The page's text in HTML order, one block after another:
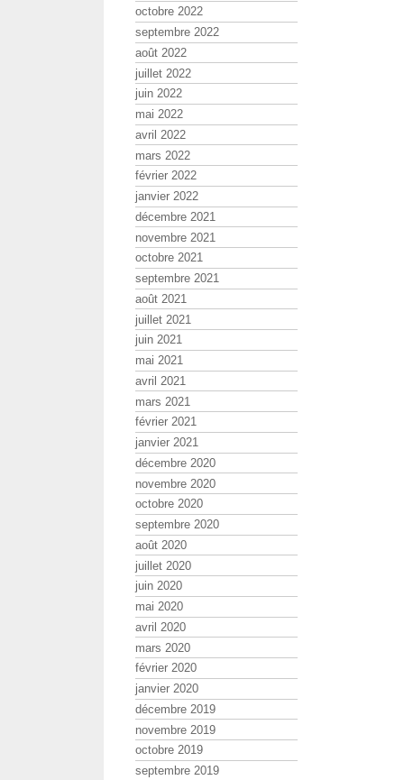
octobre 2022
septembre 2022
août 2022
juillet 2022
juin 2022
mai 2022
avril 2022
mars 2022
février 2022
janvier 2022
décembre 2021
novembre 2021
octobre 2021
septembre 2021
août 2021
juillet 2021
juin 2021
mai 2021
avril 2021
mars 2021
février 2021
janvier 2021
décembre 2020
novembre 2020
octobre 2020
septembre 2020
août 2020
juillet 2020
juin 2020
mai 2020
avril 2020
mars 2020
février 2020
janvier 2020
décembre 2019
novembre 2019
octobre 2019
septembre 2019